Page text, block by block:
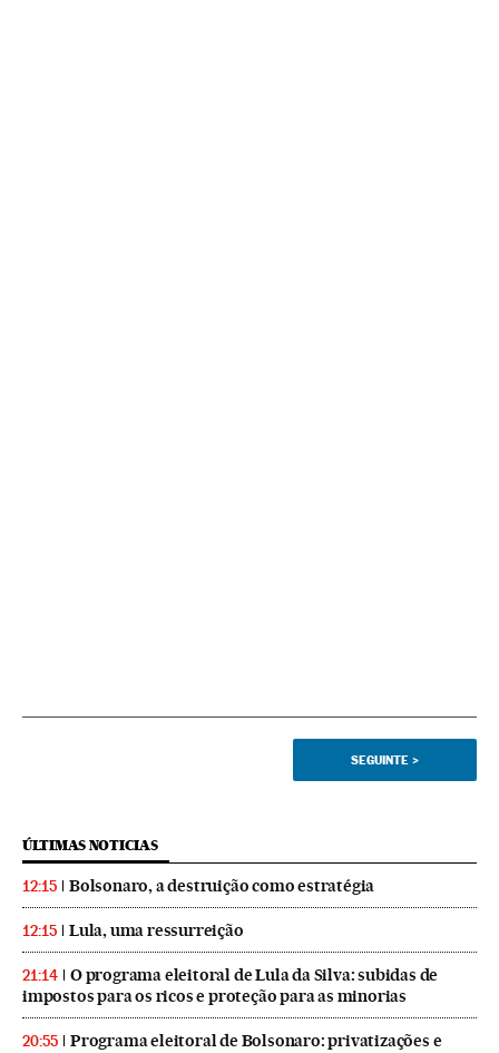
SEGUINTE >
ÚLTIMAS NOTICIAS
12:15 Bolsonaro, a destruição como estratégia
12:15 Lula, uma ressurreição
21:14
O programa eleitoral de Lula da Silva: subidas de
impostos para os ricos e proteção para as minorias
20:55
Programa eleitoral de Bolsonaro: privatizações e